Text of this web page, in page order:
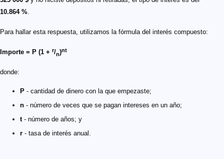
10.864 %.
Para hallar esta respuesta, utilizamos la fórmula del interés compuesto:
Importe = P (1 + r/n)nt
donde:
P - cantidad de dinero con la que empezaste;
n - número de veces que se pagan intereses en un año;
t- número de años; y
r - tasa de interés anual.